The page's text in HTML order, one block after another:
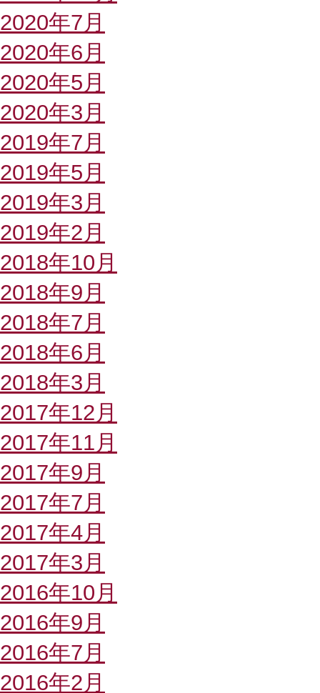
2020年7月
2020年6月
2020年5月
2020年3月
2019年7月
2019年5月
2019年3月
2019年2月
2018年10月
2018年9月
2018年7月
2018年6月
2018年3月
2017年12月
2017年11月
2017年9月
2017年7月
2017年4月
2017年3月
2016年10月
2016年9月
2016年7月
2016年2月